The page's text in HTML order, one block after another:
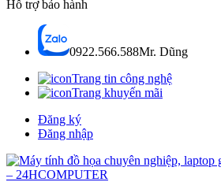
Hỗ trợ bảo hành
0922.566.588Mr. Dũng
Trang tin công nghệ
Trang khuyến mãi
Đăng ký
Đăng nhập